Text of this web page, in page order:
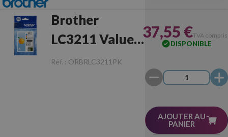
Brother
LC3211 Value
Pack Originale
Réf. : ORBRLC3211PK
37,55 €TVA
DISPONIBLE
AJOUTER AU
PANIER